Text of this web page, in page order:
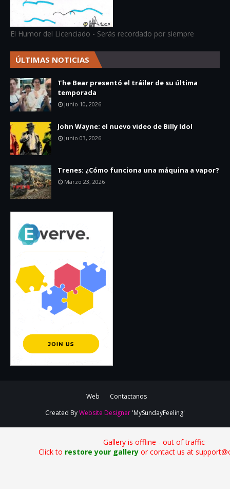
El Humor del Licenciado - Serás recordado por siempre
ÚLTIMAS NOTICIAS
The Bear presentó el tráiler de su última
temporada
Junio 10, 2026
John Wayne: el nuevo video de Billy Idol
Junio 03, 2026
Trenes: ¿Cómo funciona una máquina a vapor?
Marzo 23, 2026
Web
Contactanos
Created ByWebsite Designer 'MySundayFeeling'
Gallery is offline - out of traffic
Click to restore your galleryor contact us at